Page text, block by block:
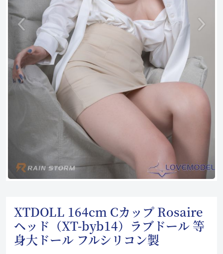
XTDOLL 164cm Cカップ Rosaire
ヘッド（XT-byb14）ラブドール 等
身大ドール フルシリコン製